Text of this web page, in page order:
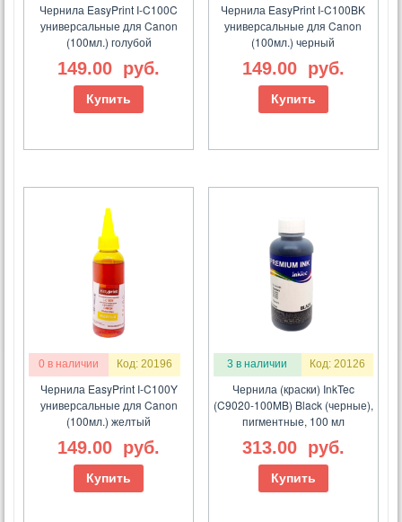
Чернила EasyPrint I-C100C
универсальные для Canon
(100мл.) голубой
149.00 руб.
Купить
Чернила EasyPrint I-C100BK
универсальные для Canon
(100мл.) черный
149.00 руб.
Купить
0 в наличии Код: 20196
Чернила EasyPrint I-C100Y
универсальные для Canon
(100мл.) желтый
149.00 руб.
Купить
3 в наличии Код: 20126
Чернила (краски) InkTec
(C9020-100MB) Black (черные),
пигментные, 100 мл
313.00 руб.
Купить